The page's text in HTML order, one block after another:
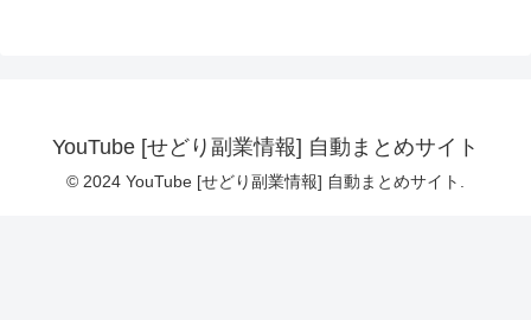
YouTube [せどり副業情報] 自動まとめサイト
© 2024 YouTube [せどり副業情報] 自動まとめサイト.